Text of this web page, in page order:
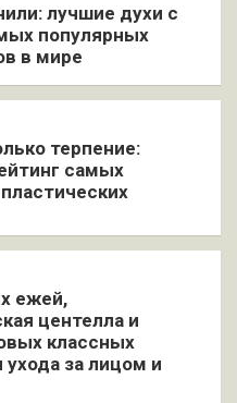
лучшие духи с
популярных
в мире
терпение:
самых
ежей,
центелла и
классных
за лицом и